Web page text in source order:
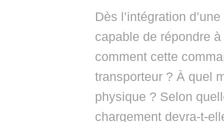
Dès l’intégration
capable de répondre
comment cette
transporteur ? À quel
physique ? Selon
chargement devra-t-